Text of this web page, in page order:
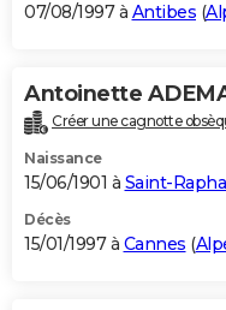
07/08/1997 à Antibes (
Antoinette
Créer une cagnotte
Naissance
15/06/1901 à Saint-
Décès
15/01/1997 à Cannes (